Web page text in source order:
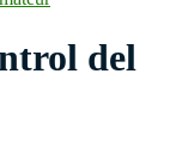
del